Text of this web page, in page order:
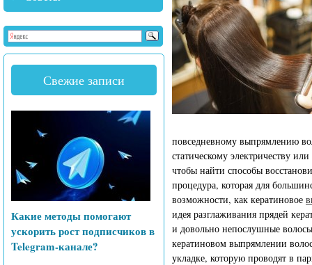
Свежие записи
Какие методы помогают
ускорить рост подписчиков в
Telegram-канале?
повседневному выпрямлению
статическому электричеству
чтобы найти способы
процедура, которая для
возможности, как кератиновое
идея разглаживания прядей
и довольно непослушные
кератиновом выпрямлении
укладке, которую проводят в